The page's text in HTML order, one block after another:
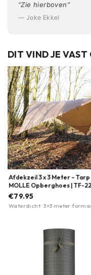
“Zie hierboven”
— Joke Ekkel
DIT VIND JE VAST
Afdekzeil 3 x 3 Meter –
MOLLE Opberghoes | TF-
Meerdere kleuren
€79.95
Waterdicht · 3×3 meter